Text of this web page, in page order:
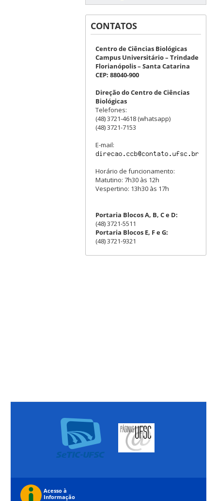
CONTATOS
Centro de Ciências Biológicas
Campus Universitário – Trindade
Florianópolis – Santa Catarina
CEP: 88040-900
Direção do Centro de Ciências
Biológicas
Telefones:
(48) 3721-4618 (whatsapp)
(48) 3721-7153
E-mail:
Horário de funcionamento:
Matutino: 7h30 às 12h
Vespertino: 13h30 às 17h
Portaria Blocos A, B, C e D:
(48) 3721-5511
Portaria Blocos E, F e G:
(48) 3721-9321